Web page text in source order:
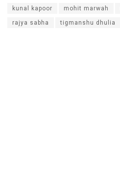
kunal kapoor mohit marwah
rajya sabha tigmanshu dhulia